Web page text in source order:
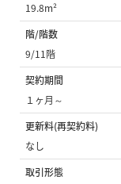
19.8m²
階/階数
9/11階
契約期間
１ヶ月～
更新料(再契約料)
なし
取引形態